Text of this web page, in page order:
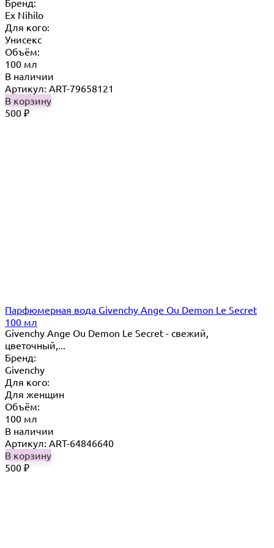
Бренд:
Ex Nihilo
Для кого:
Унисекс
Объём:
100 мл
В наличии
Артикул: ART-79658121
В корзину
500 ₽
Парфюмерная вода Givenchy Ange Ou Demon Le Secret
100 мл
Givenchy Ange Ou Demon Le Secret - свежий,
цветочный,...
Бренд:
Givenchy
Для кого:
Для женщин
Объём:
100 мл
В наличии
Артикул: ART-64846640
В корзину
500 ₽